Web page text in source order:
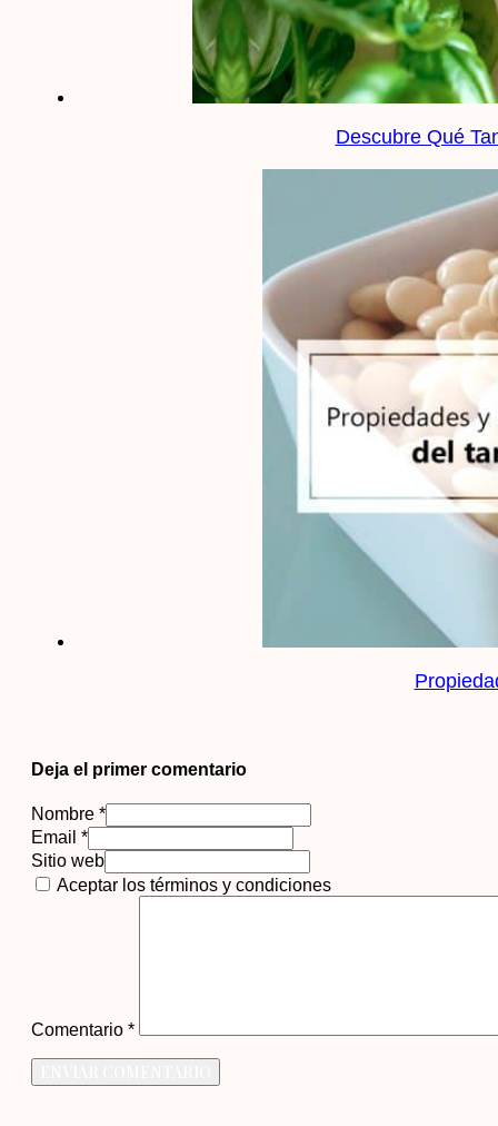
Descubre Qué
Deja el primer comentario
Nombre *
Email *
Sitio web
Aceptar los términos y condiciones
Comentario *